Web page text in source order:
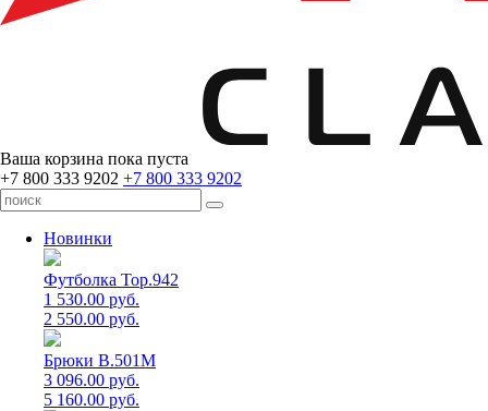
Ваша корзина пока пуста
+7 800 333 9202 +7 800 333 9202
Новинки
Футболка Top.942
1 530.00 руб.
2 550.00 руб.
Брюки B.501M
3 096.00 руб.
5 160.00 руб.